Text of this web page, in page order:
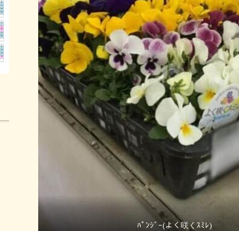
ﾊﾟﾝｼﾞｰ(よく咲くｽﾐﾚ)